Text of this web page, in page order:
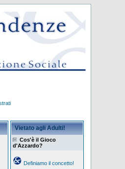
Vietato agli Adulti!
Cos'è il Gioco
d'Azzardo?
Definiamo il concetto!